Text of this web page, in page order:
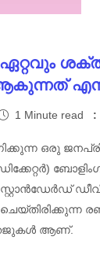
1 Minute read
ഒരു
ചെയ്‌തിരിക്കുന്ന
ആണ്.